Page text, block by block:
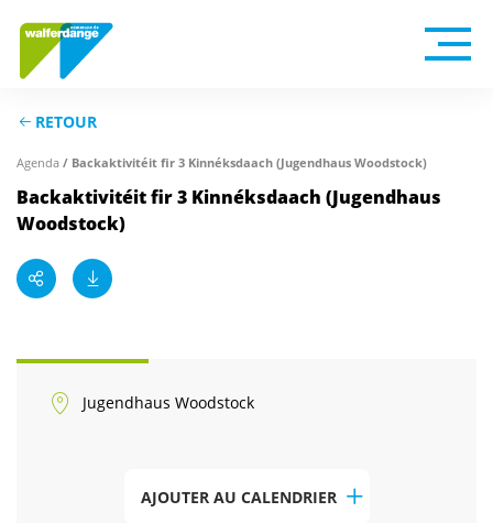
RETOUR
Agenda / Backaktivitéit fir 3 Kinnéksdaach (Jugendhaus Woodstock)
Backaktivitéit fir 3 Kinnéksdaach (Jugendhaus
Woodstock)
Jugendhaus Woodstock
AJOUTER AU CALENDRIER